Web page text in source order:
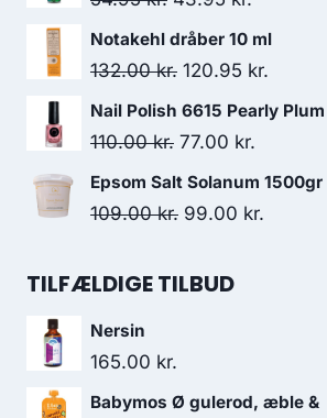
var:
138.00 kr..
oprindelige
pris
54.95 kr..
aktuelle
pris
Notakehl dråber 10 ml
132.00kr. Den
oprindelige
pris
132.00 kr..
120.95 kr.
aktuelle
Nail Polish 6615 Pearly Plum
110.00kr. Den
oprindelige
pris
110.00 kr..
77.00 kr.
aktuelle
pris
Epsom Salt Solanum 1500gr
109.00kr. Den
pris
99.00 kr.
TILFÆLDIGE TILBUD
Nersin
165.00 kr.
Babymos Ø gulerod, æble &